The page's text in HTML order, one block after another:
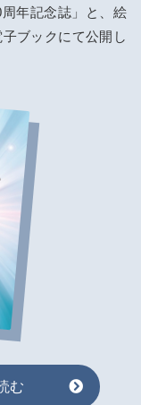
周年記念誌」と、絵
ブックにて公開し
む